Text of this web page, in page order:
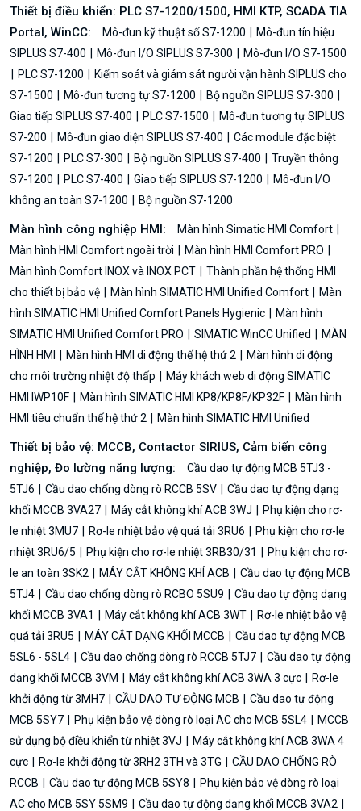
Thiết bị điều khiển: PLC S7-1200/1500, HMI KTP, SCADA TIA
Portal, WinCC:
Mô-đun kỹ thuật số S7-1200
Mô-đun tín hiệu
SIPLUS S7-400
Mô-đun I/O SIPLUS S7-300
Mô-đun I/O S7-1500
PLC S7-1200
Kiểm soát và giám sát người vận hành SIPLUS cho
S7-1500
Mô-đun tương tự S7-1200
Bộ nguồn SIPLUS S7-300
Giao tiếp SIPLUS S7-400
PLC S7-1500
Mô-đun tương tự SIPLUS
S7-200
Mô-đun giao diện SIPLUS S7-400
Các module đặc biệt
S7-1200
PLC S7-300 Bộ nguồn SIPLUS S7-400
Truyền thông
S7-1200
PLC S7-400 Giao tiếp SIPLUS S7-1200
Mô-đun I/O
không an toàn S7-1200
Bộ nguồn S7-1200
Màn hình công nghiệp HMI:
Màn hình Simatic HMI Comfort
Màn hình HMI Comfort ngoài trời
Màn hình HMI Comfort PRO
Màn hình Comfort INOX và INOX PCT
Thành phần hệ thống HMI
cho thiết bị bảo vệ
Màn hình SIMATIC HMI Unified Comfort
Màn
hình SIMATIC HMI Unified Comfort Panels Hygienic
Màn hình
SIMATIC HMI Unified Comfort PRO
SIMATIC WinCC Unified
MÀN
HÌNH HMI
Màn hình HMI di động thế hệ thứ 2
Màn hình di động
cho môi trường nhiệt độ thấp
Máy khách web di động SIMATIC
HMI IWP10F
Màn hình SIMATIC HMI KP8/KP8F/KP32F
Màn hình
HMI tiêu chuẩn thế hệ thứ 2
Màn hình SIMATIC HMI Unified
Thiết bị bảo vệ: MCCB, Contactor SIRIUS, Cảm biến công
nghiệp, Đo lường năng lượng:
Cầu dao tự động MCB 5TJ3 -
5TJ6
Cầu dao chống dòng rò RCCB 5SV
Cầu dao tự động dạng
khối MCCB 3VA27
Máy cắt không khí ACB 3WJ
Phụ kiện cho rơ-
le nhiệt 3MU7
Rơ-le nhiệt bảo vệ quá tải 3RU6
Phụ kiện cho rơ-le
nhiệt 3RU6/5
Phụ kiện cho rơ-le nhiệt 3RB30/31
Phụ kiện cho rơ-
le an toàn 3SK2
MÁY CẮT KHÔNG KHÍ ACB
Cầu dao tự động MCB
5TJ4
Cầu dao chống dòng rò RCBO 5SU9
Cầu dao tự động dạng
khối MCCB 3VA1
Máy cắt không khí ACB 3WT
Rơ-le nhiệt bảo vệ
quá tải 3RU5
MÁY CẮT DẠNG KHỐI MCCB
Cầu dao tự động MCB
5SL6 - 5SL4
Cầu dao chống dòng rò RCCB 5TJ7
Cầu dao tự động
dạng khối MCCB 3VM
Máy cắt không khí ACB 3WA 3 cực
Rơ-le
khởi động từ 3MH7
CẦU DAO TỰ ĐỘNG MCB
Cầu dao tự động
MCB 5SY7
Phụ kiện bảo vệ dòng rò loại AC cho MCB 5SL4
MCCB
sử dụng bộ điều khiển từ nhiệt 3VJ
Máy cắt không khí ACB 3WA 4
cực
Rơ-le khởi động từ 3RH2 3TH và 3TG
CẦU DAO CHỐNG RÒ
RCCB
Cầu dao tự động MCB 5SY8
Phụ kiện bảo vệ dòng rò loại
AC cho MCB 5SY 5SM9
Cầu dao tự động dạng khối MCCB 3VA2